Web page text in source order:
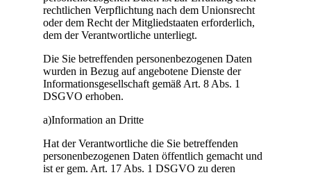
rechtlichen Verpflichtung nach dem Unionsrecht
oder dem Recht der Mitgliedstaaten erforderlich,
dem der Verantwortliche unterliegt.
Die Sie betreffenden personenbezogenen Daten
wurden in Bezug auf angebotene Dienste der
Informationsgesellschaft gemäß Art. 8 Abs. 1
DSGVO erhoben.
a)Information an Dritte
Hat der Verantwortliche die Sie betreffenden
personenbezogenen Daten öffentlich gemacht und
ist er gem. Art. 17 Abs. 1 DSGVO zu deren